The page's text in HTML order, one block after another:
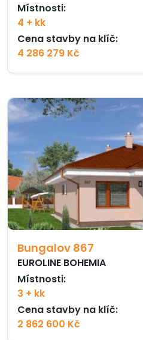
Místnosti:
4 + kk
Cena stavby na klíč:
4 286 279 Kč
Bungalov 867
EUROLINE BOHEMIA
Místnosti:
3 + kk
Cena stavby na klíč:
2 862 600 Kč